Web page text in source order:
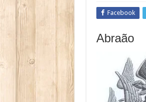
Facebook
Abraão